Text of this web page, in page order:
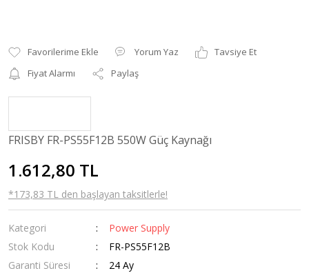
Yorum Yaz
Tavsiye Et
Fiyat Alarmı
Paylaş
FRISBY FR-PS55F12B 550W Güç Kaynağı
1.612,80 TL
*173,83 TL den başlayan taksitlerle!
Kategori
Power Supply
Stok Kodu
FR-PS55F12B
Garanti Süresi
24 Ay